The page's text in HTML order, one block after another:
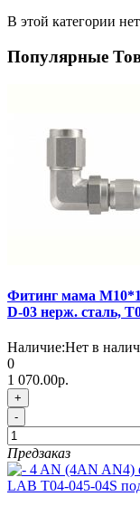
В этой категории
Популярные
Фитинг мама
D-03 нерж. сталь,
Наличие:Нет в
0
1 070.00р.
+
-
Предзаказ